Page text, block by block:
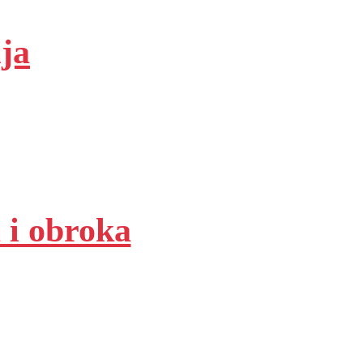
obroka